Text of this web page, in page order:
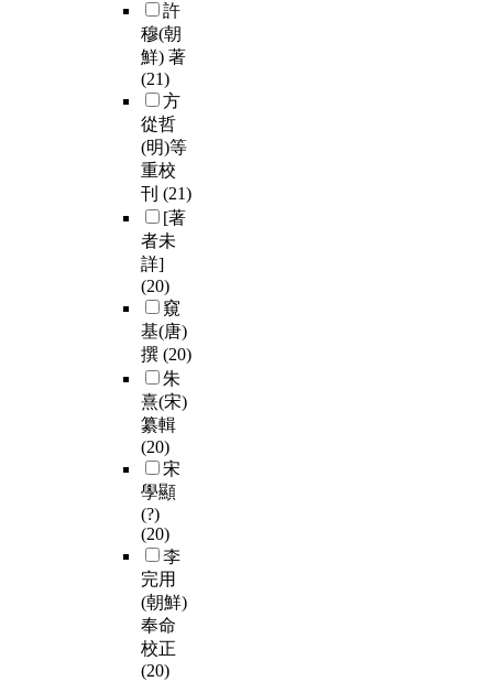
許
穆(朝
鮮) 著
(21)
方
從哲
(明)等
重校
刊 (21)
[著
者未
詳]
(20)
窺
基(唐)
撰 (20)
朱
熹(宋)
纂輯
(20)
宋
學顯
(?)
(20)
李
完用
(朝鮮)
奉命
校正
(20)